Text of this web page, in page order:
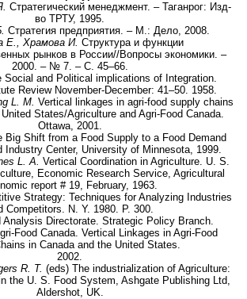
Стратегический менеджмент. – Таганрог: Изд-
во ТРТУ, 1995.
Стратегия предприятия. – М.: Дело, 2008.
Е., Храмова И. Структура и функции
рынков в России//Вопросы экономики. –
2000. – № 7. – С. 45–66.
Social and Political implications of Integration.
Review November-December: 41–50. 1958.
L. M. Vertical linkages in agri-food supply chains
States/Agriculture and Agri-Food Canada.
Ottawa, 2001.
Big Shift from a Food Supply to a Food Demand
Industry Center, University of Minnesota, 1999.
L. A. Vertical Coordination in Agriculture. U. S.
Economic Research Service, Agricultural
report # 19, February, 1963.
Strategy: Techniques for Analyzing Industries
Competitors. N. Y. 1980. P. 300.
Analysis Directorate. Strategic Policy Branch.
Food Canada. Vertical Linkages in Agri-Food
in Canada and the United States.
2002.
R. T. (eds) The industrialization of Agriculture:
the U. S. Food System, Ashgate Publishing Ltd,
Aldershot, UK.